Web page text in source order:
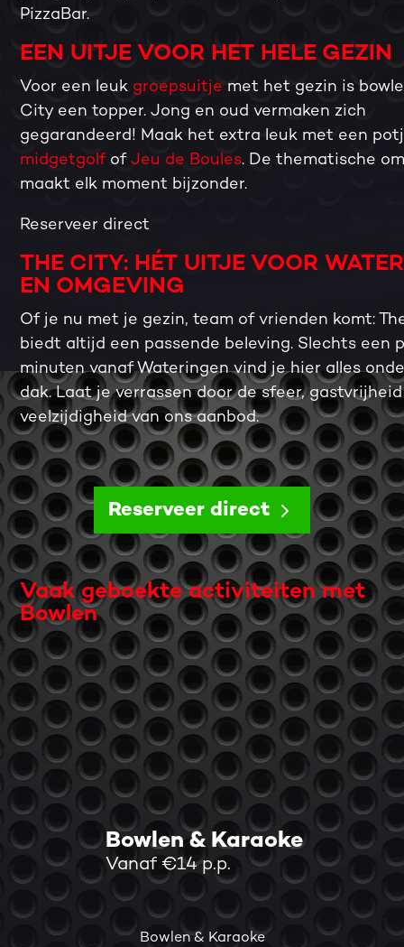
PizzaBar.
EEN UITJE VOOR HET HELE GEZIN
Voor een leuk groepsuitje met het gezin is
City een topper. Jong en oud vermaken zich
gegarandeerd! Maak het extra leuk met een
midgetgolfofJeu de Boules. De thematische
maakt elk moment bijzonder.
Reserveer direct
THE CITY: HÉT UITJE VOOR
EN OMGEVING
Of je nu met je gezin, team of vrienden komt:
biedt altijd een passende beleving. Slechts een
minuten vanaf Wateringen vind je hier alles
dak. Laat je verrassen door de sfeer,
veelzijdigheid van ons aanbod.
Reserveer direct
Vaak geboekte activiteiten met
Bowlen
Bowlen & Karaoke
Vanaf €14 p.p.
Bowlen & Karaoke